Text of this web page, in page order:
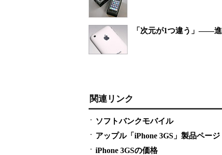
「次元が1つ違う」――
関連リンク
ソフトバンクモバイル
アップル「iPhone 3GS」製品ページ
iPhone 3GSの価格